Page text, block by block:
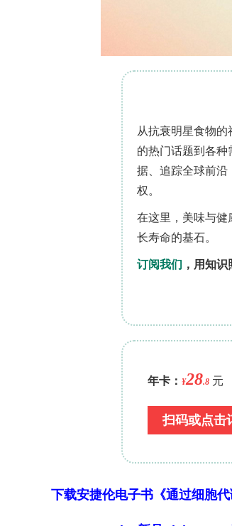
设10个间距10 m的
后收回。样本经分类鉴定
种），测量6项与生境互
proxy）、后股节长度（
（mandible length，食
节长度（scape length，
稳定同位素分析中，去除
清洗后，冻干48 h并研磨
中心（CENA）测定δ
N。仪器为
CHN-1100）。数据分析
rarefaction曲线、Hill
Dunn's事后检验比较丰度
间）及Bayesian
isotopic similarity（ISim
位置和食物链长度；通过
广义可加模型（GAM）分
研究结果部分，"3.1 不同
蚁，分属8亚科44属135
（Sobs=76）和估计物种
下载安捷伦电子书《通过细胞